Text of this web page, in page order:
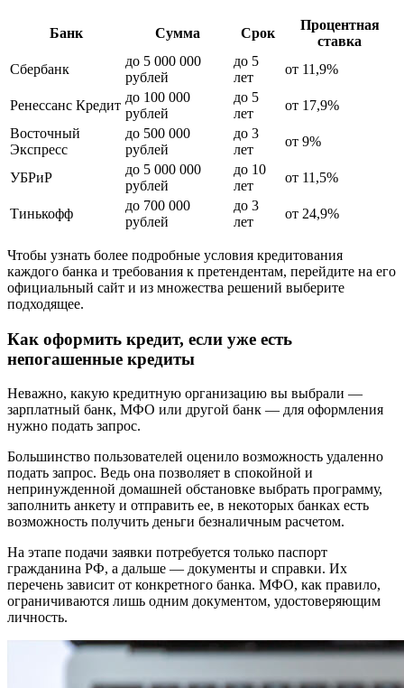
Банк Сумма Срок
Процентная
ставка
Сбербанк
до 5 000 000
рублей
до 5
лет
от 11,9%
Ренессанс Кредит
до 100 000
рублей
до 5
лет
от 17,9%
Восточный
Экспресс
до 500 000
рублей
до 3
лет
от 9%
УБРиР
до 5 000 000
рублей
до 10
лет
от 11,5%
Тинькофф
до 700 000
рублей
до 3
лет
от 24,9%
Чтобы узнать более подробные условия кредитования
каждого банка и требования к претендентам, перейдите на его
официальный сайт и из множества решений выберите
подходящее.
Как оформить кредит, если уже есть
непогашенные кредиты
Неважно, какую кредитную организацию вы выбрали —
зарплатный банк, МФО или другой банк — для оформления
нужно подать запрос.
Большинство пользователей оценило возможность удаленно
подать запрос. Ведь она позволяет в спокойной и
непринужденной домашней обстановке выбрать программу,
заполнить анкету и отправить ее, в некоторых банках есть
возможность получить деньги безналичным расчетом.
На этапе подачи заявки потребуется только паспорт
гражданина РФ, а дальше — документы и справки. Их
перечень зависит от конкретного банка. МФО, как правило,
ограничиваются лишь одним документом, удостоверяющим
личность.